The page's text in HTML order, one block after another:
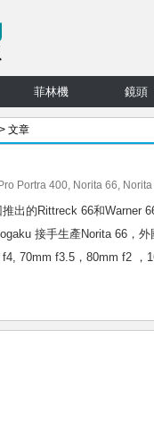
菲林機 鏡頭
> 文章
Portra 400, Norita 66,
出的Rittreck 66和Warner
接手生產Norita 66，
70mm f3.5，80mm f2 ，